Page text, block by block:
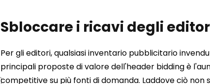
Sbloccare i ricavi degli
Per gli editori, qualsiasi inventario pubblicitario
principali proposte di valore dell'header bidding è
competitive su più fonti di domanda. Laddove ciò non